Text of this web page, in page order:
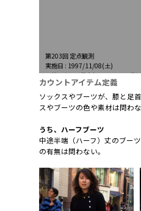
第203回 定点観測
実施日 : 1997/11/08(土)
天候 : 晴れ、最高気温17.5℃、最
カウントアイテム定義
ソックスやブーツが、膝と足
スやブーツの色や素材は問わな
うち、ハーフブーツ
中途半端（ハーフ）丈のブー
の有無は問わない。